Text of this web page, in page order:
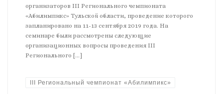
организаторов III Регионального чемпионата
«Абилимпикс» Тульской области, проведение которого
запланировано на 11-13 сентября 2019 года. На
семинаре были рассмотрены следующие
организационных вопросы проведения III
Регионального […]
III Региональный чемпионат «Абилимпикс»